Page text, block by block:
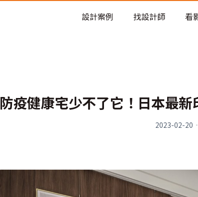
看不見的居家風
老屋預算分配與
設計案例 找設計師 看
防疫健康宅少不了它！日本最
2023-02-20 ·